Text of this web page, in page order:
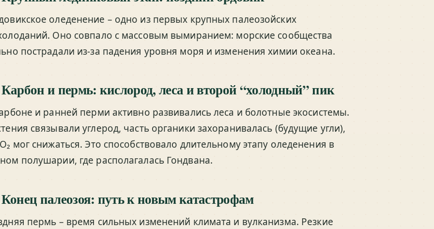
оледенение – одно из первых крупных палеозойских
Оно совпало с массовым вымиранием: морские сообщества
пострадали из-за падения уровня моря и изменения химии океана.
и пермь: кислород, леса и второй “холодный” пик
и ранней перми активно развивались леса и болотные экосистемы.
связывали углерод, часть органики захоранивалась (будущие угли),
мог снижаться. Это способствовало длительному этапу оледенения в
полушарии, где располагалась Гондвана.
палеозоя: путь к новым катастрофам
пермь – время сильных изменений климата и вулканизма. Резкие